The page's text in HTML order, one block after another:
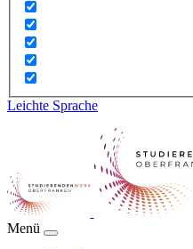
Leichte Sprache
Menü